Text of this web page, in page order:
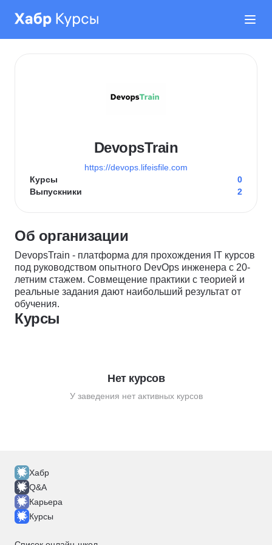
DevopsTrain
https://devops.lifeisfile.com
Курсы
0
Выпускники
2
Об организации
DevopsTrain - платформа для прохождения IT курсов
под руководством опытного DevOps инженера с 20-
летним стажем. Совмещение практики с теорией и
реальные задания дают наибольший результат от
обучения.
Курсы
Нет курсов
У заведения нет активных курсов
Хабр
Q&A
Карьера
Курсы